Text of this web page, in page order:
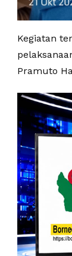
Kegiatan
Pramuto